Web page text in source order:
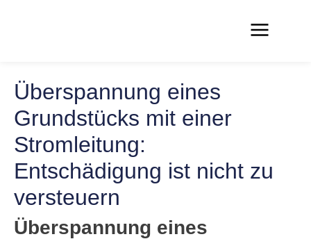
Überspannung eines
Grundstücks mit einer
Stromleitung:
Entschädigung ist nicht zu
versteuern
Überspannung eines